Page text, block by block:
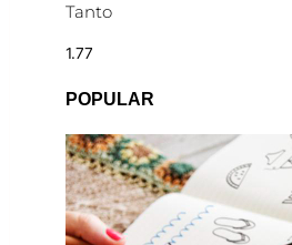
Tanto
POPULAR